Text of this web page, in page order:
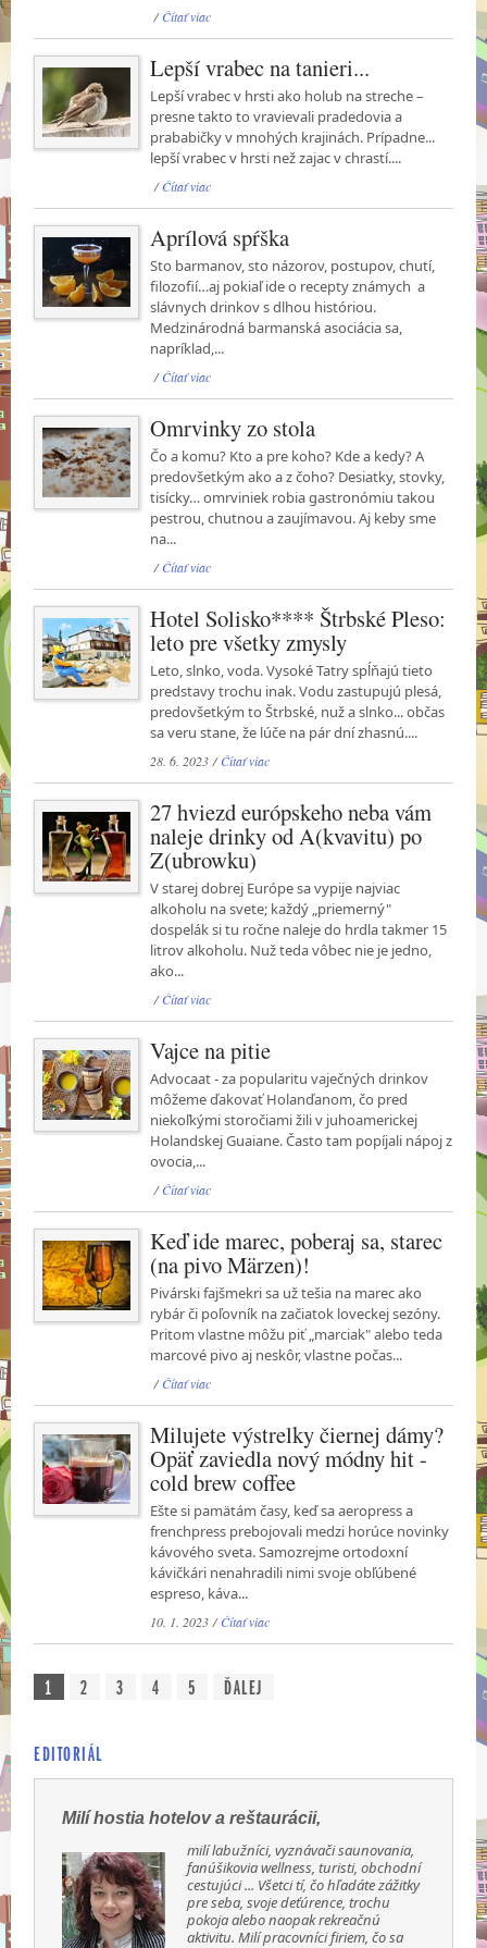
/Čítať viac
Lepší vrabec na tanieri...
Lepší vrabec v hrsti ako holub na streche –
presne takto to vravievali pradedovia a
prababičky v mnohých krajinách. Prípadne...
lepší vrabec v hrsti než zajac v chrastí....
/Čítať viac
Aprílová spŕška
Sto barmanov, sto názorov, postupov, chutí,
filozofií…aj pokiaľ ide o recepty známych a
slávnych drinkov s dlhou históriou.
Medzinárodná barmanská asociácia sa,
napríklad,...
/Čítať viac
Omrvinky zo stola
Čo a komu? Kto a pre koho? Kde a kedy? A
predovšetkým ako a z čoho? Desiatky, stovky,
tisícky… omrviniek robia gastronómiu takou
pestrou, chutnou a zaujímavou. Aj keby sme
na...
/Čítať viac
Hotel Solisko**** Štrbské Pleso:
leto pre všetky zmysly
Leto, slnko, voda. Vysoké Tatry spĺňajú tieto
predstavy trochu inak. Vodu zastupujú plesá,
predovšetkým to Štrbské, nuž a slnko... občas
sa veru stane, že lúče na pár dní zhasnú....
28. 6. 2023 /Čítať viac
27 hviezd európskeho neba vám
naleje drinky od A(kvavitu) po
Z(ubrowku)
V starej dobrej Európe sa vypije najviac
alkoholu na svete; každý „priemerný"
dospelák si tu ročne naleje do hrdla takmer 15
litrov alkoholu. Nuž teda vôbec nie je jedno,
ako...
/Čítať viac
Vajce na pitie
Advocaat - za popularitu vaječných drinkov
môžeme ďakovať Holanďanom, čo pred
niekoľkými storočiami žili v juhoamerickej
Holandskej Guaiane. Často tam popíjali nápoj z
ovocia,...
/Čítať viac
Keď ide marec, poberaj sa, starec
(na pivo Märzen)!
Pivárski fajšmekri sa už tešia na marec ako
rybár či poľovník na začiatok loveckej sezóny.
Pritom vlastne môžu piť „marciak" alebo teda
marcové pivo aj neskôr, vlastne počas...
/Čítať viac
Milujete výstrelky čiernej dámy?
Opäť zaviedla nový módny hit -
cold brew coffee
Ešte si pamätám časy, keď sa aeropress a
frenchpress prebojovali medzi horúce novinky
kávového sveta. Samozrejme ortodoxní
kávičkári nenahradili nimi svoje obľúbené
espreso, káva...
10. 1. 2023 /Čítať viac
1 2 3 4 5 ĎALEJ
EDITORIÁL
Milí hostia hotelov a reštaurácii,
milí labužníci, vyznávači saunovania,
fanúšikovia wellness, turisti, obchodní
cestujúci ... Všetci tí, čo hľadáte zážitky
pre seba, svoje deťúrence, trochu
pokoja alebo naopak rekreačnú
aktivitu. Milí pracovníci firiem, čo sa